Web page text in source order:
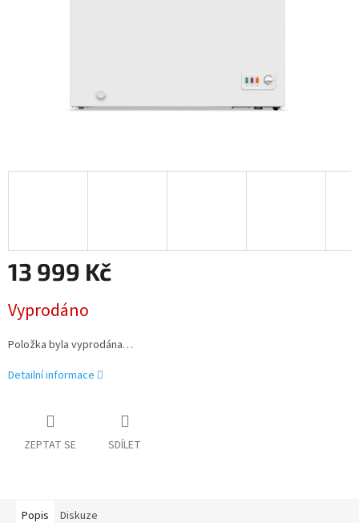
13 999 Kč
cena:
Vyprodáno
Položka byla vyprodána…
Detailní informace
ZEPTAT SE SDÍLET
Popis Diskuze